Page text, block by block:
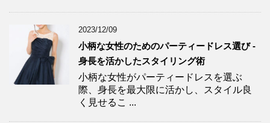
2023/12/09
小柄な女性のためのパーティードレス選び -
身長を活かしたスタイリング術
小柄な女性がパーティードレスを選ぶ
際、身長を最大限に活かし、スタイル良
く見せるこ ...